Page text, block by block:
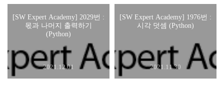
[SW Expert Academy] 2029번 :
몫과 나머지 출력하기
(Python)
2021.12.01
[SW Expert Academy] 1976번 :
시각 덧셈 (Python)
2021.11.30